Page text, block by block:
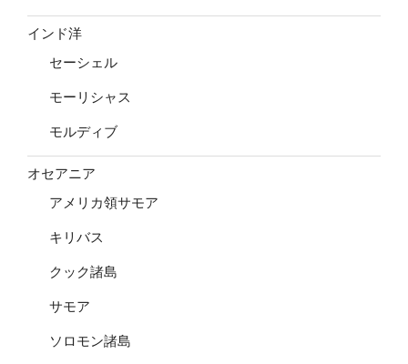
インド洋
セーシェル
モーリシャス
モルディブ
オセアニア
アメリカ領サモア
キリバス
クック諸島
サモア
ソロモン諸島